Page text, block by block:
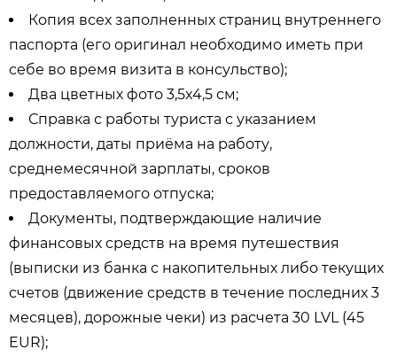
Копия всех заполненных страниц внутреннего
паспорта (его оригинал необходимо иметь при
себе во время визита в консульство);
Два цветных фото 3,5x4,5 см;
Справка с работы туриста с указанием
должности, даты приёма на работу,
среднемесячной зарплаты, сроков
предоставляемого отпуска;
Документы, подтверждающие наличие
финансовых средств на время путешествия
(выписки из банка с накопительных либо текущих
счетов (движение средств в течение последних 3
месяцев), дорожные чеки) из расчета 30 LVL (45
EUR);